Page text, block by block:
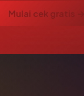
Mulai cek gratis →